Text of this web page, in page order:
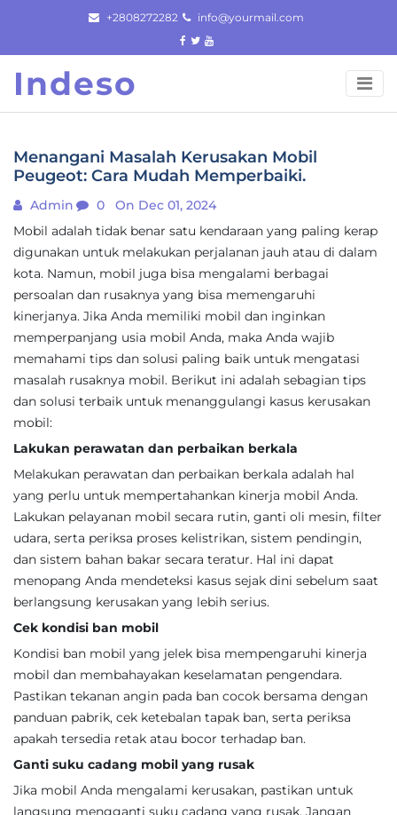
content
+2808272282 info@yourmail.com
Indeso
Menangani Masalah Kerusakan Mobil
Peugeot: Cara Mudah Memperbaiki.
Admin 0
On Dec 01, 2024
Mobil adalah tidak benar satu kendaraan yang paling kerap
digunakan untuk melakukan perjalanan jauh atau di dalam
kota. Namun, mobil juga bisa mengalami berbagai
persoalan dan rusaknya yang bisa memengaruhi
kinerjanya. Jika Anda memiliki mobil dan inginkan
memperpanjang usia mobil Anda, maka Anda wajib
memahami tips dan solusi paling baik untuk mengatasi
masalah rusaknya mobil. Berikut ini adalah sebagian tips
dan solusi terbaik untuk menanggulangi kasus kerusakan
mobil:
Lakukan perawatan dan perbaikan berkala
Melakukan perawatan dan perbaikan berkala adalah hal
yang perlu untuk mempertahankan kinerja mobil Anda.
Lakukan pelayanan mobil secara rutin, ganti oli mesin, filter
udara, serta periksa proses kelistrikan, sistem pendingin,
dan sistem bahan bakar secara teratur. Hal ini dapat
menopang Anda mendeteksi kasus sejak dini sebelum saat
berlangsung kerusakan yang lebih serius.
Cek kondisi ban mobil
Kondisi ban mobil yang jelek bisa mempengaruhi kinerja
mobil dan membahayakan keselamatan pengendara.
Pastikan tekanan angin pada ban cocok bersama dengan
panduan pabrik, cek ketebalan tapak ban, serta periksa
apakah tersedia retak atau bocor terhadap ban.
Ganti suku cadang mobil yang rusak
Jika mobil Anda mengalami kerusakan, pastikan untuk
langsung mengganti suku cadang yang rusak. Jangan